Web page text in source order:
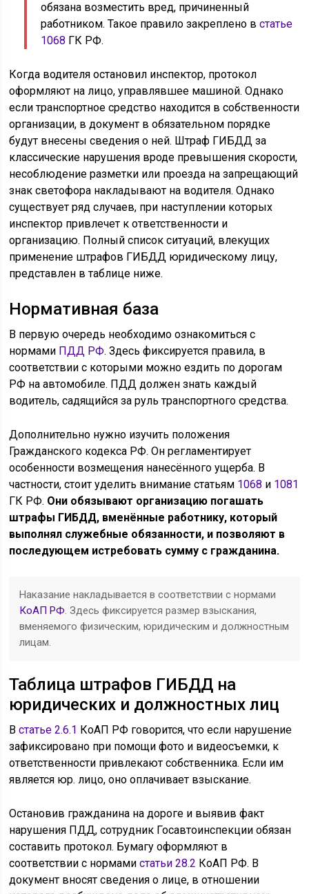
обязана возместить вред, причиненный
работником. Такое правило закреплено встатье
1068 ГК РФ.
Когда водителя остановил инспектор, протокол
оформляют на лицо, управлявшее машиной. Однако
если транспортное средство находится в собственности
организации, в документ в обязательном порядке
будут внесены сведения о ней. Штраф ГИБДД за
классические нарушения вроде превышения скорости,
несоблюдение разметки или проезда на запрещающий
знак светофора накладывают на водителя. Однако
существует ряд случаев, при наступлении которых
инспектор привлечет к ответственности и
организацию. Полный список ситуаций, влекущих
применение штрафов ГИБДД юридическому лицу,
представлен в таблице ниже.
Нормативная база
В первую очередь необходимо ознакомиться с
нормами ПДД РФ. Здесь фиксируется правила, в
соответствии с которыми можно ездить по дорогам
РФ на автомобиле. ПДД должен знать каждый
водитель, садящийся за руль транспортного средства.
Дополнительно нужно изучить положения
Гражданского кодекса РФ. Он регламентирует
особенности возмещения нанесённого ущерба. В
частности, стоит уделить внимание статьям 1068 и 1081
ГК РФ. Они обязывают организацию погашать
штрафы ГИБДД, вменённые работнику, который
выполнял служебные обязанности, и позволяют в
последующем истребовать сумму с гражданина.
Наказание накладывается в соответствии с нормами
КоАП РФ. Здесь фиксируется размер взыскания,
вменяемого физическим, юридическим и должностным
лицам.
Таблица штрафов ГИБДД на
юридических и должностных лиц
Встатье 2.6.1 КоАП РФ говорится, что если нарушение
зафиксировано при помощи фото и видеосъемки, к
ответственности привлекают собственника. Если им
является юр. лицо, оно оплачивает взыскание.
Остановив гражданина на дороге и выявив факт
нарушения ПДД, сотрудник Госавтоинспекции обязан
составить протокол. Бумагу оформляют в
соответствии с нормамистатьи 28.2 КоАП РФ. В
документ вносят сведения о лице, в отношении